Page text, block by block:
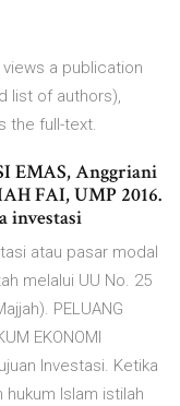
a publication
list of authors),
the full-text.
EMAS, Anggriani
FAI, UMP 2016.
investasi
atau pasar modal
melalui UU No. 25
PELUANG
EKONOMI
Investasi. Ketika
Islam istilah